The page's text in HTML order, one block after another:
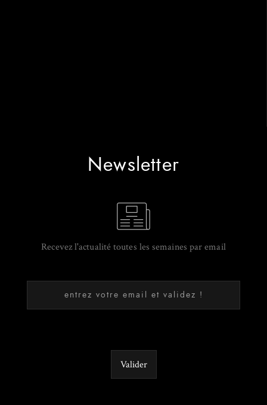
Newsletter
Recevez l'actualité toutes les semaines par email